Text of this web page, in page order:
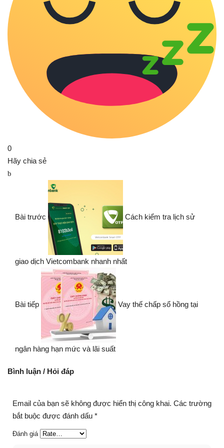
0
Hãy chia sẻ
Bài trước Cách kiểm tra lịch sử
giao dịch Vietcombank nhanh nhất
Bài tiếp Vay thế chấp sổ hồng tại
ngân hàng hạn mức và lãi suất
Bình luận / Hỏi đáp
Email của bạn sẽ không được hiển thị công khai. Các trường
bắt buộc được đánh dấu *
Đánh giá